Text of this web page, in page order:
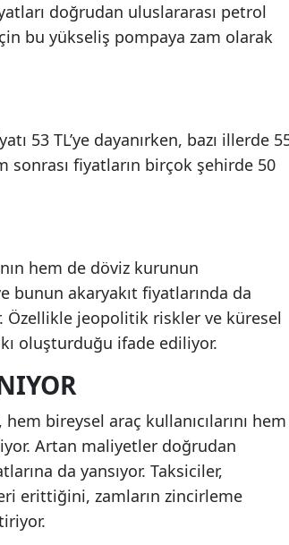
doğrudan uluslararası petrol
bu yükseliş pompaya zam olarak
53 TL’ye dayanırken, bazı illerde
sonrası fiyatların birçok şehirde 50
hem de döviz kurunun
bunun akaryakıt fiyatlarında da
Özellikle jeopolitik riskler ve küresel
oluşturduğu ifade ediliyor.
bireysel araç kullanıcılarını hem
Artan maliyetler doğrudan
da yansıyor. Taksiciler,
erittiğini, zamların zincirleme